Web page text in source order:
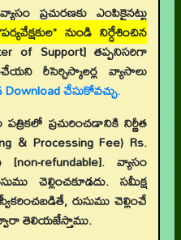
ప్రచురణకు ఎంపికైనట్టు
నుండి నిర్దేశించిన
of Support]తప్పనిసరిగా
రీసెర్చిస్కాలర్ల వ్యాసాలు
Download చేసుకోవచ్చు.
ప్రచురించడానికి నిర్ణీత
& Processing Fee) Rs.
refundable]. వ్యాసం
చెల్లించకూడదు. సమీక్ష
రుసుము చెల్లించే
తెలియజేస్తాము.